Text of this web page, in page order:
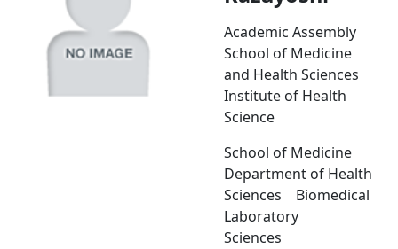
Academic Assembly
School of Medicine
and Health Sciences
Institute of Health
Science
School of Medicine
Department of Health
Sciences Biomedical
Laboratory
Sciences